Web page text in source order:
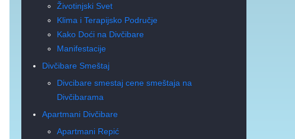
Životinjski Svet
Klima i Terapijsko Područje
Kako Doći na Divčibare
Manifestacije
Divčibare Smeštaj
Divcibare smestaj cene smeštaja na
Divčibarama
Apartmani Divčibare
Apartmani Repić